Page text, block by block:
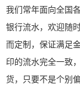
我们常年面向全国
银行流水，欢迎随
而定制，保证满足
印的流水完全一致
货，只要不是个别